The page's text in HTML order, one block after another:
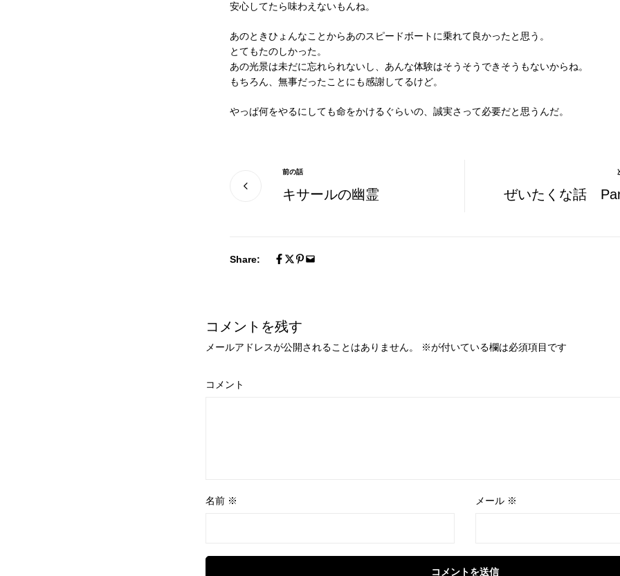
安心してたら味わえないもんね。
あのときひょんなことからあのスピードボートに乗れて良かったと思う。
とてもたのしかった。
あの光景は未だに忘れられないし、あんな体験はそうそうできそうもないからね。
もちろん、無事だったことにも感謝してるけど。
やっぱ何をやるにしても命をかけるぐらいの、誠実さって必要だと思うんだ。
前の話
キサールの幽霊 ぜいたくな話
Share:
コメントを残す
メールアドレスが公開されることはありません。 ※が付いている欄は必須項目です
コメント
名前 ※ メール ※
コメントを送信